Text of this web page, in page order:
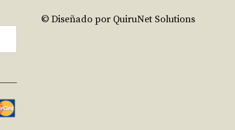
© Diseñado por QuiruNet Solutions